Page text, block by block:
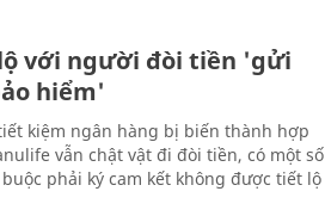
với người đòi tiền 'gửi
hiểm'
kiệm ngân hàng bị biến thành hợp
vẫn chật vật đi đòi tiền, có một số
phải ký cam kết không được tiết lộ